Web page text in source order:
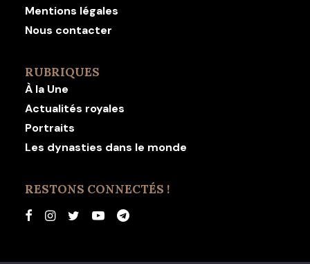
Mentions légales
Nous contacter
RUBRIQUES
À la Une
Actualités royales
Portraits
Les dynasties dans le monde
RESTONS CONNECTÉS !